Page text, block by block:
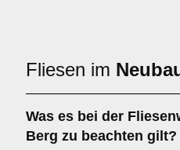
Fliesen im
Was es bei der
Berg zu beachten gilt?